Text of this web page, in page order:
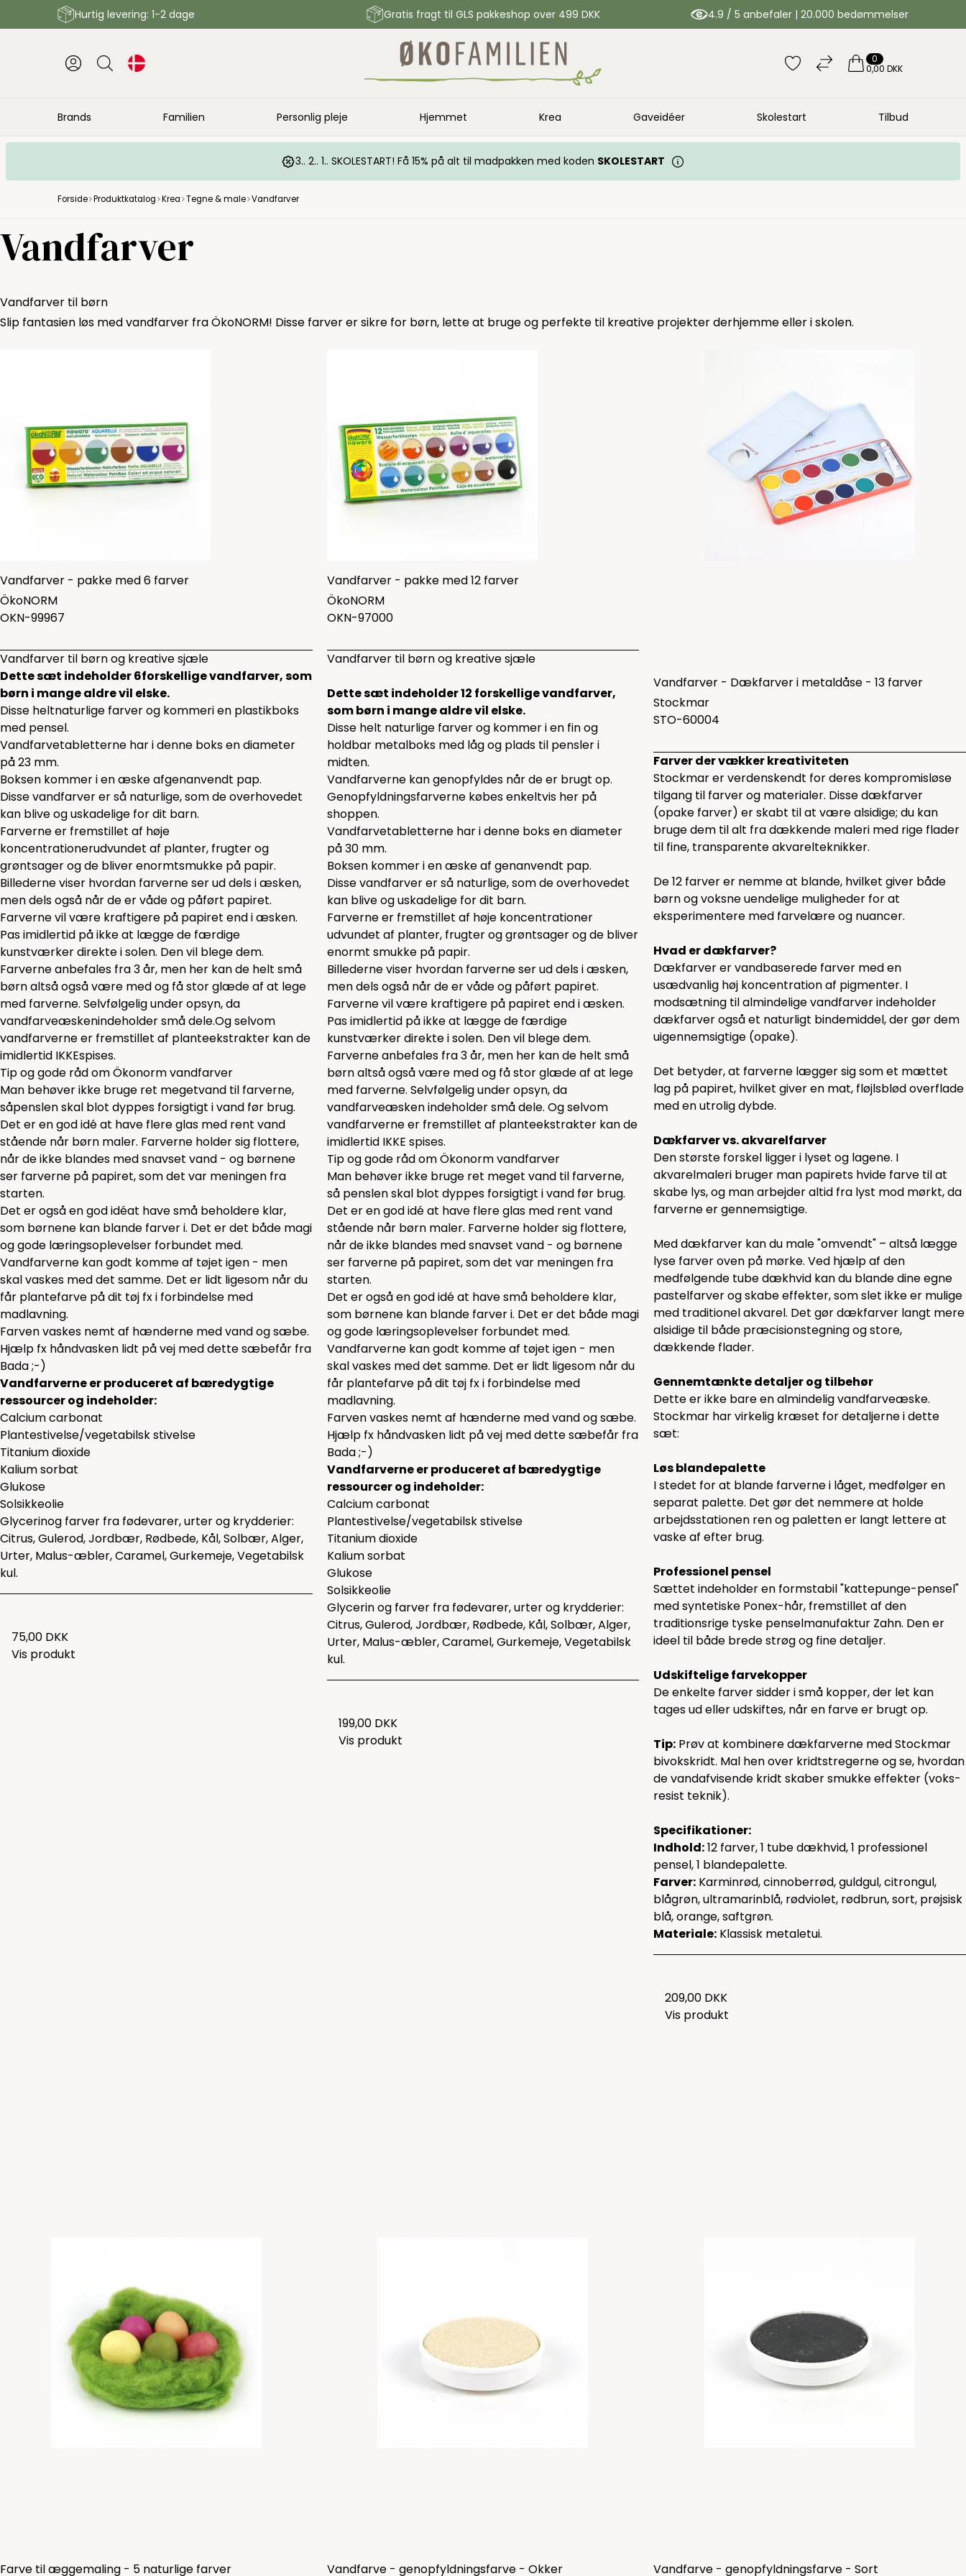
Hurtig levering: 1-2 dage Gratis fragt til GLS pakkeshop over 499 DKK 4.9 / 5 anbefaler | 20.000 bedømmelser
0
0,00 DKK
Brands Familien Personlig pleje Hjemmet Krea Gaveidéer Skolestart Tilbud
3.. 2.. 1.. SKOLESTART! Få 15% på alt til madpakken med koden SKOLESTART
Forside Produktkatalog Krea Tegne & male Vandfarver
Vandfarver
Vandfarver til børn
Slip fantasien løs med vandfarver fra ÖkoNORM! Disse farver er sikre for børn, lette at bruge og perfekte til kreative projekter derhjemme eller i skolen.
Vandfarver - pakke med 6 farver
ÖkoNORM
OKN-99967
Vandfarver til børn og kreative sjæle
Dette sæt indeholder 6forskellige vandfarver, som
børn i mange aldre vil elske.
Disse heltnaturlige farver og kommeri en plastikboks
med pensel.
Vandfarvetabletterne har i denne boks en diameter
på 23 mm.
Boksen kommer i en æske afgenanvendt pap.
Disse vandfarver er så naturlige, som de overhovedet
kan blive og uskadelige for dit barn.
Farverne er fremstillet af høje
koncentrationerudvundet af planter, frugter og
grøntsager og de bliver enormtsmukke på papir.
Billederne viser hvordan farverne ser ud dels i æsken,
men dels også når de er våde og påført papiret.
Farverne vil være kraftigere på papiret end i æsken.
Pas imidlertid på ikke at lægge de færdige
kunstværker direkte i solen. Den vil blege dem.
Farverne anbefales fra 3 år, men her kan de helt små
børn altså også være med og få stor glæde af at lege
med farverne. Selvfølgelig under opsyn, da
vandfarveæskenindeholder små dele.Og selvom
vandfarverne er fremstillet af planteekstrakter kan de
imidlertid IKKEspises.
Tip og gode råd om Ökonorm vandfarver
Man behøver ikke bruge ret megetvand til farverne,
såpenslen skal blot dyppes forsigtigt i vand før brug.
Det er en god idé at have flere glas med rent vand
stående når børn maler. Farverne holder sig flottere,
når de ikke blandes med snavset vand - og børnene
ser farverne på papiret, som det var meningen fra
starten.
Det er også en god idéat have små beholdere klar,
som børnene kan blande farver i. Det er det både magi
og gode læringsoplevelser forbundet med.
Vandfarverne kan godt komme af tøjet igen - men
skal vaskes med det samme. Det er lidt ligesom når du
får plantefarve på dit tøj fx i forbindelse med
madlavning.
Farven vaskes nemt af hænderne med vand og sæbe.
Hjælp fx håndvasken lidt på vej med dettesæbefår fra
Bada ;-)
Vandfarverne er produceret af bæredygtige
ressourcer og indeholder:
Calcium carbonat
Plantestivelse/vegetabilsk stivelse
Titanium dioxide
Kalium sorbat
Glukose
Solsikkeolie
Glycerinog farver fra fødevarer, urter og krydderier:
Citrus, Gulerod, Jordbær, Rødbede, Kål, Solbær, Alger,
Urter, Malus-æbler, Caramel, Gurkemeje, Vegetabilsk
kul.
75,00 DKK
Vis produkt
Vandfarver - pakke med 12 farver
ÖkoNORM
OKN-97000
Vandfarver til børn og kreative sjæle
Dette sæt indeholder 12 forskellige vandfarver,
som børn i mange aldre vil elske.
Disse helt naturlige farver og kommer i en fin og
holdbar metalboks med låg og plads til pensler i
midten.
Vandfarverne kan genopfyldes når de er brugt op.
Genopfyldningsfarverne købes enkeltvis her på
shoppen.
Vandfarvetabletterne har i denne boks en diameter
på 30 mm.
Boksen kommer i en æske af genanvendt pap.
Disse vandfarver er så naturlige, som de overhovedet
kan blive og uskadelige for dit barn.
Farverne er fremstillet af høje koncentrationer
udvundet af planter, frugter og grøntsager og de bliver
enormt smukke på papir.
Billederne viser hvordan farverne ser ud dels i æsken,
men dels også når de er våde og påført papiret.
Farverne vil være kraftigere på papiret end i æsken.
Pas imidlertid på ikke at lægge de færdige
kunstværker direkte i solen. Den vil blege dem.
Farverne anbefales fra 3 år, men her kan de helt små
børn altså også være med og få stor glæde af at lege
med farverne. Selvfølgelig under opsyn, da
vandfarveæsken indeholder små dele. Og selvom
vandfarverne er fremstillet af planteekstrakter kan de
imidlertid IKKE spises.
Tip og gode råd om Ökonorm vandfarver
Man behøver ikke bruge ret meget vand til farverne,
så penslen skal blot dyppes forsigtigt i vand før brug.
Det er en god idé at have flere glas med rent vand
stående når børn maler. Farverne holder sig flottere,
når de ikke blandes med snavset vand - og børnene
ser farverne på papiret, som det var meningen fra
starten.
Det er også en god idé at have små beholdere klar,
som børnene kan blande farver i. Det er det både magi
og gode læringsoplevelser forbundet med.
Vandfarverne kan godt komme af tøjet igen - men
skal vaskes med det samme. Det er lidt ligesom når du
får plantefarve på dit tøj fx i forbindelse med
madlavning.
Farven vaskes nemt af hænderne med vand og sæbe.
Hjælp fx håndvasken lidt på vej med dettesæbefår fra
Bada ;-)
Vandfarverne er produceret af bæredygtige
ressourcer og indeholder:
Calcium carbonat
Plantestivelse/vegetabilsk stivelse
Titanium dioxide
Kalium sorbat
Glukose
Solsikkeolie
Glycerin og farver fra fødevarer, urter og krydderier:
Citrus, Gulerod, Jordbær, Rødbede, Kål, Solbær, Alger,
Urter, Malus-æbler, Caramel, Gurkemeje, Vegetabilsk
kul.
199,00 DKK
Vis produkt
Vandfarver - Dækfarver i metaldåse - 13 farver
Stockmar
STO-60004
Farver der vækker kreativiteten
Stockmar er verdenskendt for deres kompromisløse
tilgang til farver og materialer. Disse dækfarver
(opake farver) er skabt til at være alsidige; du kan
bruge dem til alt fra dækkende maleri med rige flader
til fine, transparente akvarelteknikker.
De 12 farver er nemme at blande, hvilket giver både
børn og voksne uendelige muligheder for at
eksperimentere med farvelære og nuancer.
Hvad er dækfarver?
Dækfarver er vandbaserede farver med en
usædvanlig høj koncentration af pigmenter. I
modsætning til almindelige vandfarver indeholder
dækfarver også et naturligt bindemiddel, der gør dem
uigennemsigtige (opake).
Det betyder, at farverne lægger sig som et mættet
lag på papiret, hvilket giver en mat, fløjlsblød overflade
med en utrolig dybde.
Dækfarver vs. akvarelfarver
Den største forskel ligger i lyset og lagene. I
akvarelmaleri bruger man papirets hvide farve til at
skabe lys, og man arbejder altid fra lyst mod mørkt, da
farverne er gennemsigtige.
Med dækfarver kan du male "omvendt" – altså lægge
lyse farver oven på mørke. Ved hjælp af den
medfølgende tube dækhvid kan du blande dine egne
pastelfarver og skabe effekter, som slet ikke er mulige
med traditionel akvarel. Det gør dækfarver langt mere
alsidige til både præcisionstegning og store,
dækkende flader.
Gennemtænkte detaljer og tilbehør
Dette er ikke bare en almindelig vandfarveæske.
Stockmar har virkelig kræset for detaljerne i dette
sæt:
Løs blandepalette
I stedet for at blande farverne i låget, medfølger en
separat palette. Det gør det nemmere at holde
arbejdsstationen ren og paletten er langt lettere at
vaske af efter brug.
Professionel pensel
Sættet indeholder en formstabil "kattepunge-pensel"
med syntetiske Ponex-hår, fremstillet af den
traditionsrige tyske penselmanufaktur Zahn. Den er
ideel til både brede strøg og fine detaljer.
Udskiftelige farvekopper
De enkelte farver sidder i små kopper, der let kan
tages ud eller udskiftes, når en farve er brugt op.
Tip: Prøv at kombinere dækfarverne med Stockmar
bivokskridt. Mal hen over kridtstregerne og se, hvordan
de vandafvisende kridt skaber smukke effekter (voks-
resist teknik).
Specifikationer:
Indhold:12 farver, 1 tube dækhvid, 1 professionel
pensel, 1 blandepalette.
Farver: Karminrød, cinnoberrød, guldgul, citrongul,
blågrøn, ultramarinblå, rødviolet, rødbrun, sort, prøjsisk
blå, orange, saftgrøn.
Materiale: Klassisk metaletui.
209,00 DKK
Vis produkt
Farve til æggemaling - 5 naturlige farver Vandfarve - genopfyldningsfarve - Okker Vandfarve - genopfyldningsfarve - Sort